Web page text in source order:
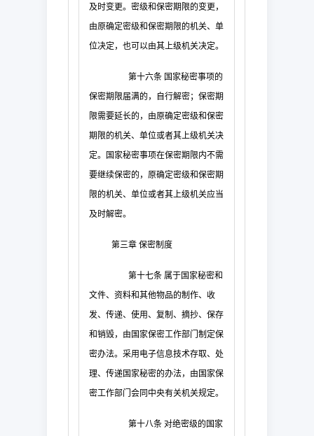
及时变更。密级和保密期限的变更，
由原确定密级和保密期限的机关、单
位决定，也可以由其上级机关决定。
第十六条 国家秘密事项的
保密期限届满的，自行解密；保密期
限需要延长的，由原确定密级和保密
期限的机关、单位或者其上级机关决
定。国家秘密事项在保密期限内不需
要继续保密的，原确定密级和保密期
限的机关、单位或者其上级机关应当
及时解密。
第三章 保密制度
第十七条 属于国家秘密和
文件、资料和其他物品的制作、收
发、传递、使用、复制、摘抄、保存
和销毁，由国家保密工作部门制定保
密办法。采用电子信息技术存取、处
理、传递国家秘密的办法，由国家保
密工作部门会同中央有关机关规定。
第十八条 对绝密级的国家